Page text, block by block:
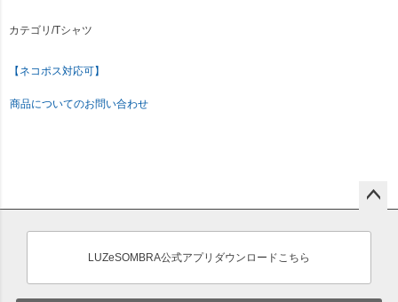
カテゴリ/Tシャツ
【ネコポス対応可】
商品についてのお問い合わせ
ジト
LUZeSOMBRA公式アプリダウンロードこちら